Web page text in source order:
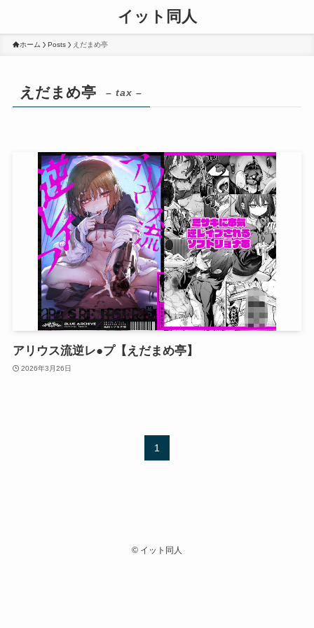
イット同人
ホーム Posts えだまめ亭
えだまめ亭 – tax –
アリウス流逆レ●プ【えだまめ亭】
2026年3月26日
1
© イット同人